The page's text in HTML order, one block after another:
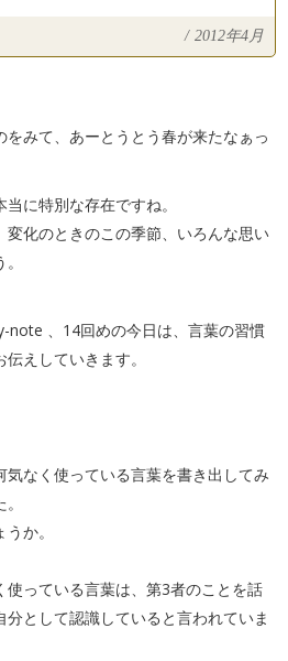
/ 2012年4月
みて、あーとうとう春が来たなぁっ
に特別な存在ですね。
化のときのこの季節、いろんな思い
note 、14回めの今日は、言葉の習慣
えしていきます。
なく使っている言葉を書き出してみ
か。
っている言葉は、第3者のことを話
分として認識していると言われていま